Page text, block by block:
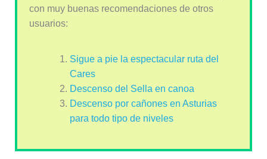
con muy buenas recomendaciones de otros
usuarios:
Sigue a pie la espectacular ruta del
Cares
Descenso del Sella en canoa
Descenso por cañones en Asturias
para todo tipo de niveles